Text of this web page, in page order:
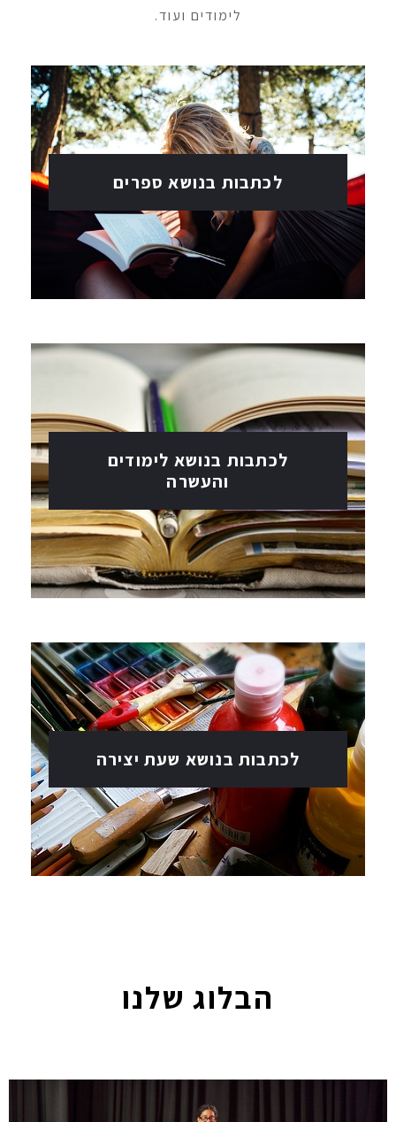
לימודים ועוד.
לכתבות בנושא ספרים
לכתבות בנושא לימודים
והעשרה
לכתבות בנושא שעת יצירה
הבלוג שלנו